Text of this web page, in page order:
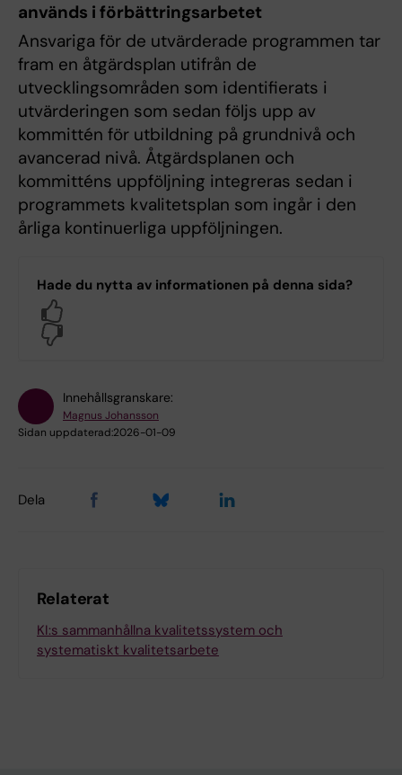
används i förbättringsarbetet
Ansvariga för de utvärderade programmen tar
fram en åtgärdsplan utifrån de
utvecklingsområden som identifierats i
utvärderingen som sedan följs upp av
kommittén för utbildning på grundnivå och
avancerad nivå. Åtgärdsplanen och
kommitténs uppföljning integreras sedan i
programmets kvalitetsplan som ingår i den
årliga kontinuerliga uppföljningen.
Hade du nytta av informationen på denna sida?
Innehållsgranskare:
Magnus Johansson
Sidan uppdaterad:2026-01-09
Dela
Relaterat
KI:s sammanhållna kvalitetssystem och
systematiskt kvalitetsarbete